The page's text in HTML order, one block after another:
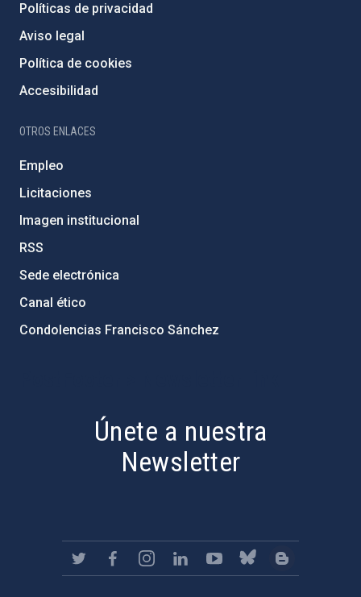
Políticas de privacidad
Aviso legal
Política de cookies
Accesibilidad
OTROS ENLACES
Empleo
Licitaciones
Imagen institucional
RSS
Sede electrónica
Canal ético
Condolencias Francisco Sánchez
Únete a nuestra
Newsletter